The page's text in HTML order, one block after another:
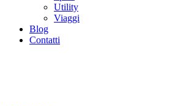
Utility
Viaggi
Blog
Contatti